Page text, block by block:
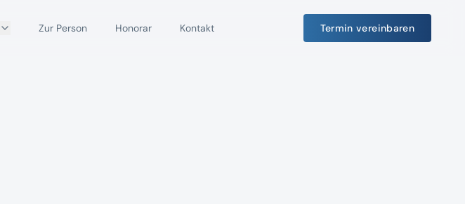
Zur Person Honorar Kontakt Termin vereinbaren